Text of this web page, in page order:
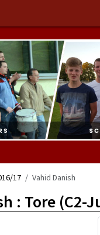
17 Vahid Danish
: Tore (C2-